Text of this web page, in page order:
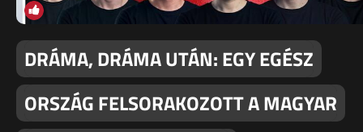
DRÁMA, DRÁMA UTÁN: EGY EGÉSZ
ORSZÁG FELSORAKOZOTT A MAGYAR